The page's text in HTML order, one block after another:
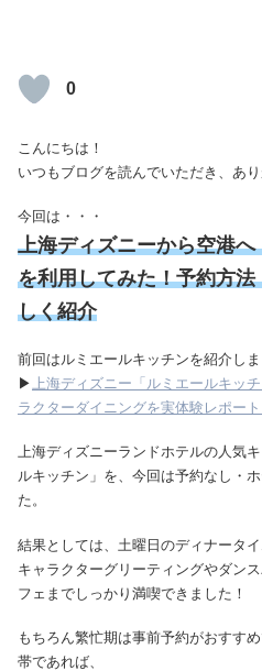
0
こんにちは！
いつもブログを読んでいただき、あり
今回は・・・
上海ディズニーから空港
を利用してみた！予約方
しく紹介
前回はルミエールキッチンを紹介しま
▶ 上海ディズニー「ルミエールキッ
ラクターダイニングを実体験レポート
上海ディズニーランドホテルの人気
ルキッチン」を、今回は予約なし・
た。
結果としては、土曜日のディナータ
キャラクターグリーティングやダン
フェまでしっかり満喫できました！
もちろん繁忙期は事前予約がおすす
帯であれば、